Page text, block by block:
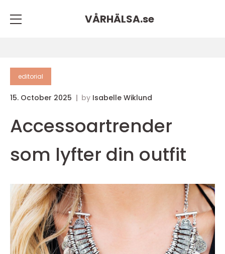
VÅRHÄLSA.se
editorial
15. October 2025 by Isabelle Wiklund
Accessoartrender
som lyfter din outfit